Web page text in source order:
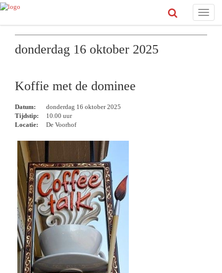
Toggle
donderdag 16 oktober 2025
Koffie met de dominee
Datum:
donderdag 16 oktober 2025
Tijdstip:
10.00 uur
Locatie:
De Voorhof